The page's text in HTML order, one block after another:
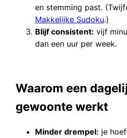
en stemming past.
Makkelijke Sudoku.)
Blijf consistent: vijf
dan een uur per week.
Waarom een
gewoonte werkt
Minder drempel: je